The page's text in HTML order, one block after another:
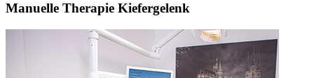
Manuelle Therapie Kiefergelenk